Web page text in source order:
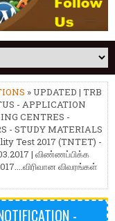
» UPDATED | TRB
- APPLICATION
CENTRES -
- STUDY MATERIALS
Test 2017 (TNTET) -
| விண்ணப்பிக்க
விவரங்கள்
-